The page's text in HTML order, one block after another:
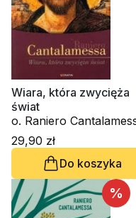
Wiara, która zwycięża
świat
o. Raniero Cantalamessa
OFM Cap.
29,90 zł
Do koszyka
%